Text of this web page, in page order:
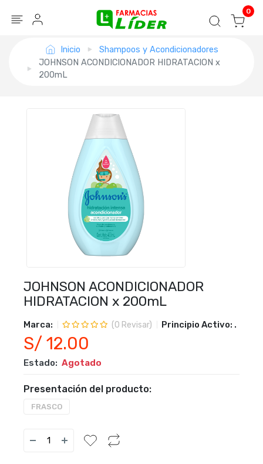
Seguir mi pedido 0
Inicio
Shampoos y Acondicionadores
JOHNSON ACONDICIONADOR HIDRATACION x
200mL
JOHNSON ACONDICIONADOR
HIDRATACION x 200mL
Marca: (0 Revisar) Principio Activo: .
S/ 12.00
Estado: Agotado
Presentación del producto:
FRASCO